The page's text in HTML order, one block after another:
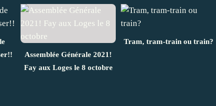
Assemblée Générale 2021!
Fay aux Loges le 8 octobre
Tram, tram-train ou train?